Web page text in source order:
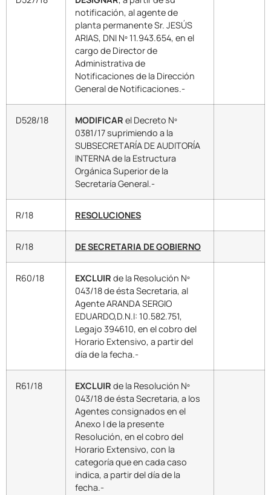
notificación, al agente de
planta permanente Sr. JESÚS
ARIAS, DNI Nº 11.943.654, en el
cargo de Director de
Administrativa de
Notificaciones de la Dirección
General de Notificaciones.-
D528/18 MODIFICAR el Decreto Nº
0381/17 suprimiendo a la
SUBSECRETARÍA DE AUDITORÍA
INTERNA de la Estructura
Orgánica Superior de la
Secretaría General.-
R/18 RESOLUCIONES
R/18 DE SECRETARIA DE GOBIERNO
R60/18 EXCLUIR de la Resolución Nº
043/18 de ésta Secretaria, al
Agente ARANDA SERGIO
EDUARDO,D.N.I: 10.582.751,
Legajo 394610, en el cobro del
Horario Extensivo, a partir del
día de la fecha.-
R61/18 EXCLUIR de la Resolución Nº
043/18 de ésta Secretaria, a los
Agentes consignados en el
Anexo I de la presente
Resolución, en el cobro del
Horario Extensivo, con la
categoría que en cada caso
indica, a partir del día de la
fecha.-